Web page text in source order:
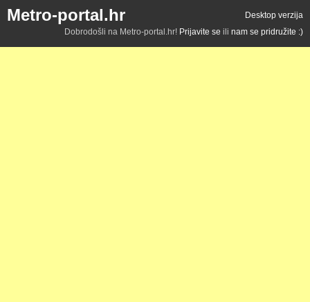
Metro-portal.hr
Desktop verzija
Dobrodošli na Metro-portal.hr! Prijavite se ili nam se pridružite :)